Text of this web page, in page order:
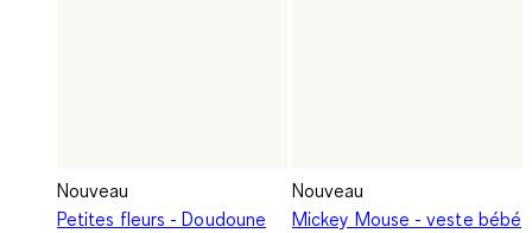
Nouveau
Petites fleurs - Doudoune
Nouveau
Mickey Mouse - veste bébé